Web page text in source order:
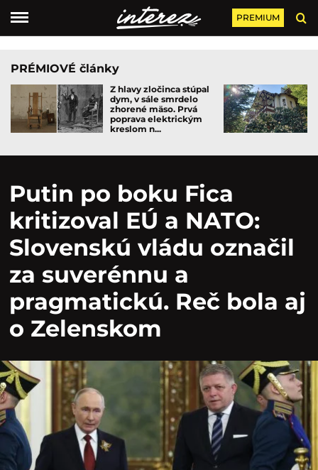
PREMIUM
PRÉMIOVÉ články
Z hlavy zločinca stúpal
dym, v sále smrdelo
zhorené mäso. Prvá
poprava elektrickým
kreslom n...
Putin po boku Fica
kritizoval EÚ a NATO:
Slovenskú vládu označil
za suverénnu a
pragmatickú. Reč bola aj
o Zelenskom